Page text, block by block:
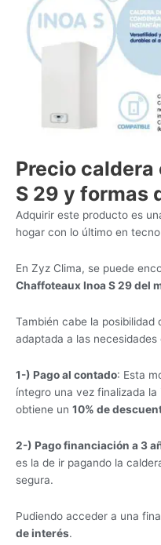
Precio
S 29 y formas
Adquirir este producto es
hogar con lo último en
En Zyz Clima, se puede
Chaffoteaux Inoa S 29 del
También cabe la posibilidad
adaptada a las necesidades
1-) Pago al contado: Esta
íntegro una vez finalizada
obtiene un 10% de
2-) Pago financiación a 3
es la de ir pagando la
segura.
Pudiendo acceder a una
de interés.